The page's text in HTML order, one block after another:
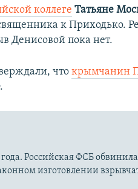
коллеге Татьяне
к Приходько.
Денисовой пока нет.
чтокрымчанин
Российская ФСБ обвинила
изготовлении